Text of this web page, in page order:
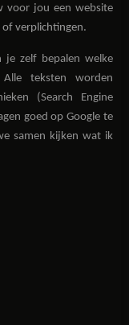
voor jou een website
of verplichtingen.
je zelf bepalen welke
teksten worden
(Search Engine
goed op Google te
samen kijken wat ik